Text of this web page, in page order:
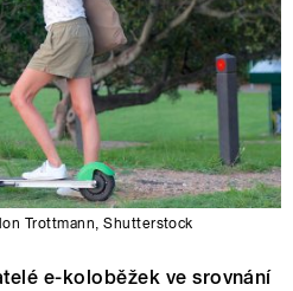
Trottmann,Shutterstock
e-koloběžek ve srovnání